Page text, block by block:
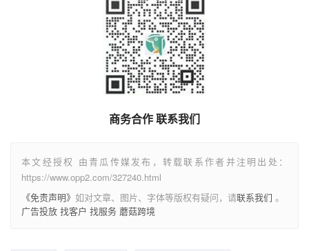
商务合作 联系我们
本文经授权 由青瓜传媒发布，转载联系作者并注明出处：
https://www.opp2.com/327240.html
《免责声明》 如对文章、图片、字体等版权有疑问，请联系我们 。
广告投放 找客户 找服务 蘑菇跨境